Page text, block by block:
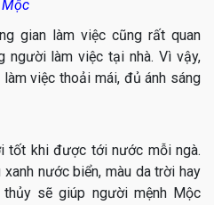
Mộc
gian làm việc cũng rất quan
người làm việc tại nhà. Vì vậy,
việc thoải mái, đủ ánh sáng
tốt khi được tới nước mỗi ngà.
xanh nước biển, màu da trời hay
thủy sẽ giúp người mệnh Mộc